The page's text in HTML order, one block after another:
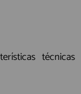
técnicas